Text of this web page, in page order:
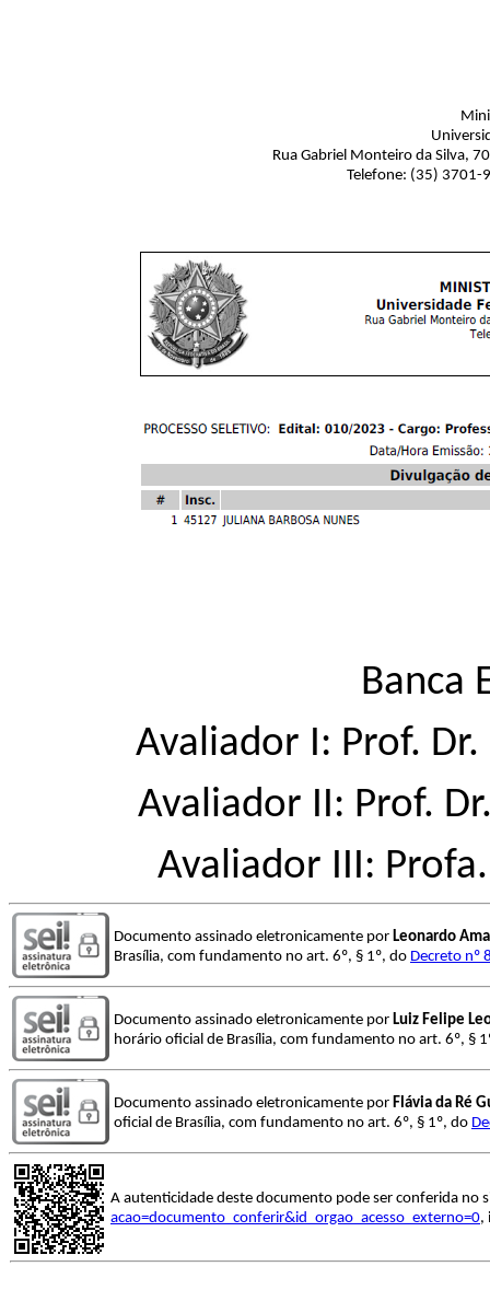
Rua Gabriel Monteiro da Silva,
Telefone: (35)
Banca
Avaliador I: Prof.
Avaliador II: Prof.
Avaliador III:
Documento assinado eletronicamente por Leonardo
Brasília, com fundamento no art. 6º, § 1º, do Decreto nº
Documento assinado eletronicamente por Luiz Felipe
horário oficial de Brasília, com fundamento no art. 6º, §
Documento assinado eletronicamente por Flávia da Ré
oficial de Brasília, com fundamento no art. 6º, § 1º, do
A autenticidade deste documento pode ser conferida no
acao=documento_conferir&id_orgao_acesso_externo=0,